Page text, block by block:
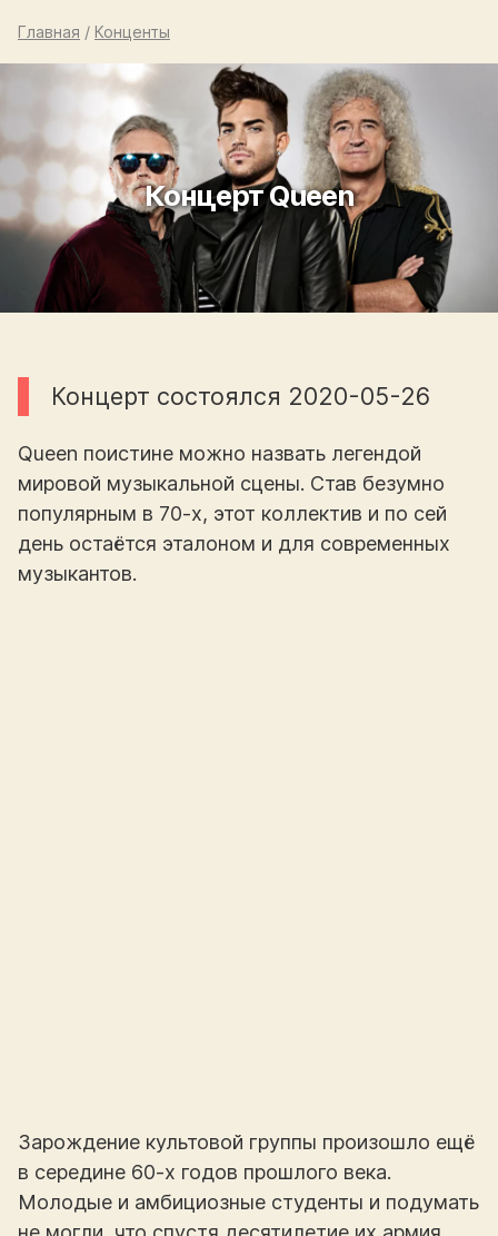
Главная / Конценты
Концерт Queen
Концерт состоялся 2020-05-26
Queen поистине можно назвать легендой
мировой музыкальной сцены. Став безумно
популярным в 70-х, этот коллектив и по сей
день остаётся эталоном и для современных
музыкантов.
Зарождение культовой группы произошло ещё
в середине 60-х годов прошлого века.
Молодые и амбициозные студенты и подумать